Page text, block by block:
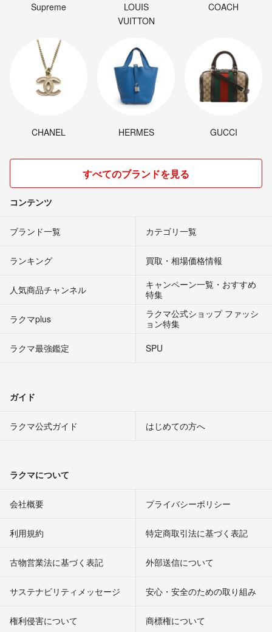
Supreme
LOUIS
VUITTON
COACH
CHANEL HERMES GUCCI
すべてのブランドを見る
コンテンツ
ブランド一覧 カテゴリ一覧
ランキング 買取・相場価格情報
人気商品チャンネル
キャンペーン一覧・おすすめ
特集
ラクマplus
ラクマ公式ショップ ファッシ
ョン特集
ラクマ最強鑑定
SPU
ガイド
ラクマ公式ガイド はじめての方へ
ラクマについて
会社概要 プライバシーポリシー
利用規約 特定商取引法に基づく表記
古物営業法に基づく表記 外部送信について
サステナビリティメッセージ 安心・安全のための取り組み
権利侵害について
商標権について